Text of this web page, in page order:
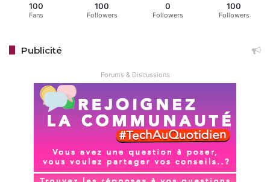
Microsoft Microsoft Azure
100
Fans
100
Followers
0
Followers
100
Followers
Publicité
Forums & Discussions